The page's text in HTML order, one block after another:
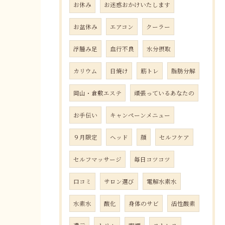
お休み お迷惑おかけいたします
お盆休み エアコン クーラー
浮腫み足 血行不良 水分摂取
カリウム 日焼け 筋トレ 脂肪分解
岡山・倉敷エステ 頑張っているあなたの
お手伝い キャンペーンメニュー
９月限定 ヘッド 顔 セルフケア
セルフマッサージ 毎日コツコツ
口コミ サロン選び 電解水素水
水素水 酸化 身体のサビ 活性酸素